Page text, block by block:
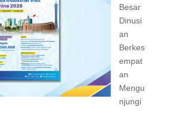
Besar
Dinusi
an
Berkes
empat
an
Mengu
njungi